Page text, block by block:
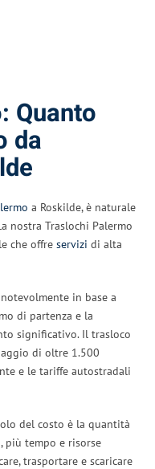
Quanto
da
a Roskilde, è naturale
nostra Traslochi Palermo
che offre servizi di alta
in base a
di partenza e la
significativo. Il trasloco
di oltre 1.500
e le tariffe autostradali
del costo è la quantità
più tempo e risorse
trasportare e scaricare